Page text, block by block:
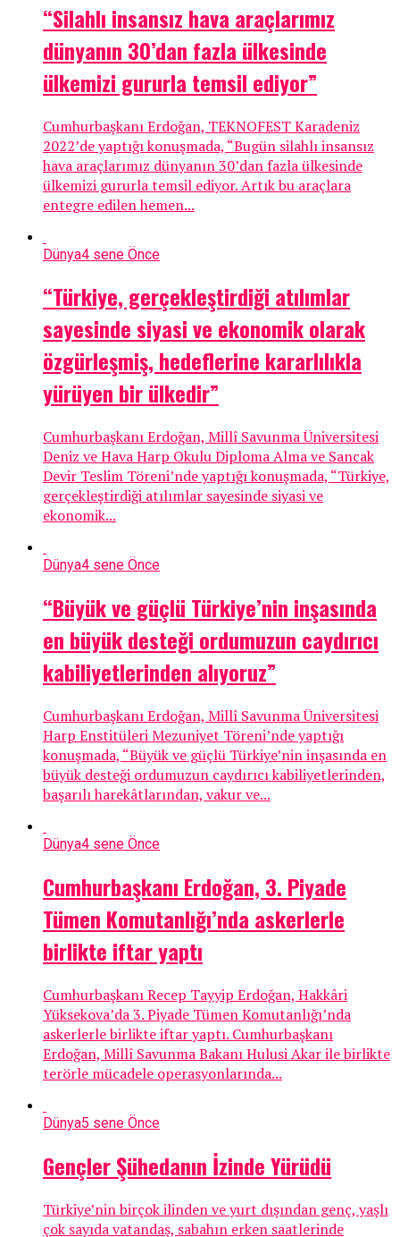
“Silahlı insansız hava araçlarımız
dünyanın 30’dan fazla ülkesinde
ülkemizi gururla temsil ediyor”
Cumhurbaşkanı Erdoğan, TEKNOFEST Karadeniz
2022’de yaptığı konuşmada, “Bugün silahlı insansız
hava araçlarımız dünyanın 30’dan fazla ülkesinde
ülkemizi gururla temsil ediyor. Artık bu araçlara
entegre edilen hemen...
Dünya4 sene Önce
“Türkiye, gerçekleştirdiği atılımlar
sayesinde siyasi ve ekonomik olarak
özgürleşmiş, hedeflerine kararlılıkla
yürüyen bir ülkedir”
Cumhurbaşkanı Erdoğan, Millî Savunma Üniversitesi
Deniz ve Hava Harp Okulu Diploma Alma ve Sancak
Devir Teslim Töreni’nde yaptığı konuşmada, “Türkiye,
gerçekleştirdiği atılımlar sayesinde siyasi ve
ekonomik...
Dünya4 sene Önce
“Büyük ve güçlü Türkiye’nin inşasında
en büyük desteği ordumuzun caydırıcı
kabiliyetlerinden alıyoruz”
Cumhurbaşkanı Erdoğan, Millî Savunma Üniversitesi
Harp Enstitüleri Mezuniyet Töreni’nde yaptığı
konuşmada, “Büyük ve güçlü Türkiye’nin inşasında en
büyük desteği ordumuzun caydırıcı kabiliyetlerinden,
başarılı harekâtlarından, vakur ve...
Dünya4 sene Önce
Cumhurbaşkanı Erdoğan, 3. Piyade
Tümen Komutanlığı’nda askerlerle
birlikte iftar yaptı
Cumhurbaşkanı Recep Tayyip Erdoğan, Hakkâri
Yüksekova’da 3. Piyade Tümen Komutanlığı’nda
askerlerle birlikte iftar yaptı. Cumhurbaşkanı
Erdoğan, Millî Savunma Bakanı Hulusi Akar ile birlikte
terörle mücadele operasyonlarında...
Dünya5 sene Önce
Gençler Şühedanın İzinde Yürüdü
Türkiye’nin birçok ilinden ve yurt dışından genç, yaşlı
çok sayıda vatandaş, sabahın erken saatlerinde